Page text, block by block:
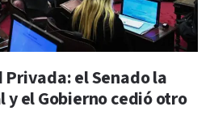
el Senado la
y el Gobierno cedió otro